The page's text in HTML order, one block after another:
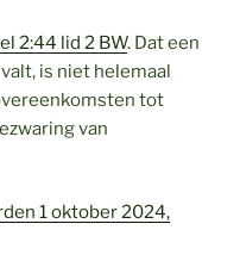
2:44 lid 2 BW. Dat een
is niet helemaal
tot
van
1 oktober 2024,